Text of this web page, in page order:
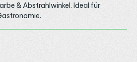
& Abstrahlwinkel. Ideal für